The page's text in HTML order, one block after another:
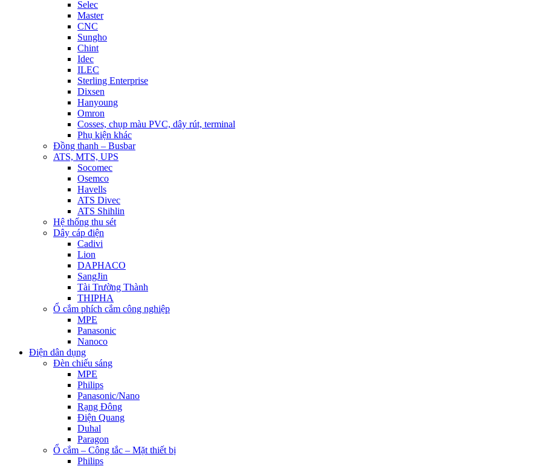
Selec
Master
CNC
Sungho
Chint
Idec
ILEC
Sterling Enterprise
Dixsen
Hanyoung
Omron
Cosses, chụp màu PVC, dây rút, terminal
Phụ kiện khác
Đồng thanh – Busbar
ATS, MTS, UPS
Socomec
Osemco
Havells
ATS Divec
ATS Shihlin
Hệ thống thu sét
Dây cáp điện
Cadivi
Lion
DAPHACO
SangJin
Tài Trường Thành
THIPHA
Ổ cắm phích cắm công nghiệp
MPE
Panasonic
Nanoco
Điện dân dụng
Đèn chiếu sáng
MPE
Philips
Panasonic/Nano
Rạng Đông
Điện Quang
Duhal
Paragon
Ổ cắm – Công tắc – Mặt thiết bị
Philips